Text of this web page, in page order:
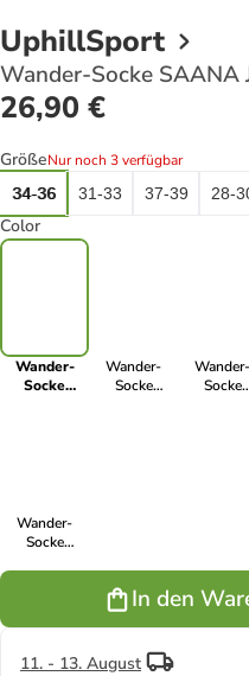
UphillSport
Wander-Socke SAANA
26,90 €
GrößeNur noch 3 verfügbar
34-36
31-33 37-39 28-
Color
Wander-
Socke
Wander-
Socke
Wander-
Socke
Wander-
Socke
In den
11. - 13. August